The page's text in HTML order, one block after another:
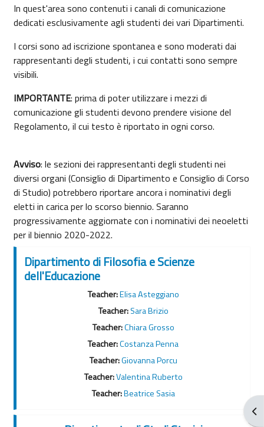
In quest'area sono contenuti i canali di comunicazione
dedicati esclusivamente agli studenti dei vari Dipartimenti.
I corsi sono ad iscrizione spontanea e sono moderati dai
rappresentanti degli studenti, i cui contatti sono sempre
visibili.
IMPORTANTE: prima di poter utilizzare i mezzi di
comunicazione gli studenti devono prendere visione del
Regolamento, il cui testo è riportato in ogni corso.
Avviso: le sezioni dei rappresentanti degli studenti nei
diversi organi (Consiglio di Dipartimento e Consiglio di Corso
di Studio) potrebbero riportare ancora i nominativi degli
eletti in carica per lo scorso biennio. Saranno
progressivamente aggiornate con i nominativi dei neoeletti
per il biennio 2020-2022.
Dipartimento di Filosofia e Scienze
dell'Educazione
Teacher:Elisa Asteggiano
Teacher:Sara Brizio
Teacher:Chiara Grosso
Teacher:Costanza Penna
Teacher:Giovanna Porcu
Teacher:Valentina Ruberto
Teacher:Beatrice Sasia